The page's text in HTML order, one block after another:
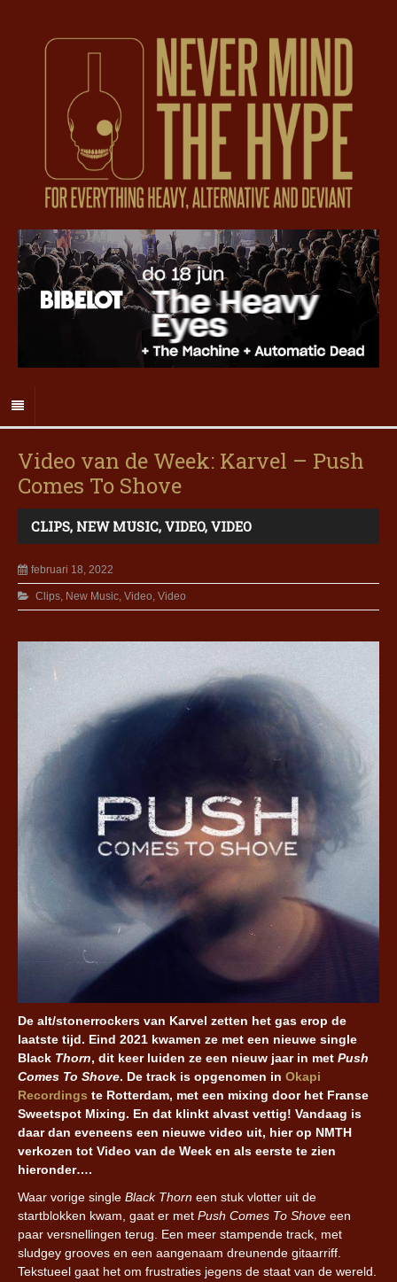
Video van de Week: Karvel – Push
Comes To Shove
CLIPS, NEW MUSIC, VIDEO, VIDEO
februari 18, 2022
Clips, New Music, Video, Video
De alt/stonerrockers van Karvel zetten het gas erop de
laatste tijd. Eind 2021 kwamen ze met een nieuwe single
Black Thorn, dit keer luiden ze een nieuw jaar in met Push
Comes To Shove. De track is opgenomen in Okapi
Recordings te Rotterdam, met een mixing door het Franse
Sweetspot Mixing. En dat klinkt alvast vettig! Vandaag is
daar dan eveneens een nieuwe video uit, hier op NMTH
verkozen tot Video van de Week en als eerste te zien
hieronder….
Waar vorige single Black Thorn een stuk vlotter uit de
startblokken kwam, gaat er met Push Comes To Shove een
paar versnellingen terug. Een meer stampende track, met
sludgey grooves en een aangenaam dreunende gitaarriff.
Tekstueel gaat het om frustraties jegens de staat van de wereld.